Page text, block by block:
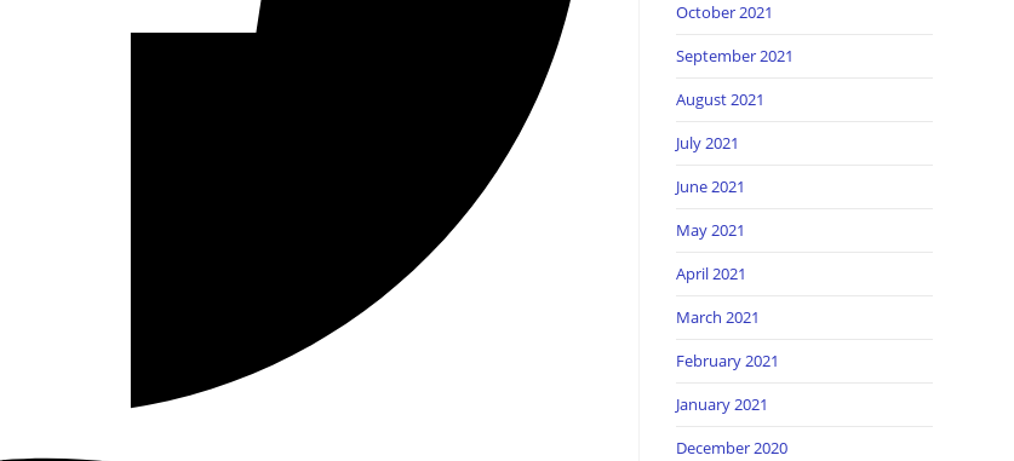
October 2021
September 2021
August 2021
July 2021
June 2021
May 2021
April 2021
March 2021
February 2021
January 2021
December 2020